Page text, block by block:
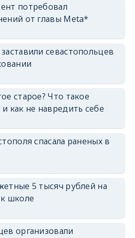
потребовал
от главы Meta*
севастопольцев
старое? Что такое
как не навредить себе
спасала раненых в
5 тысяч рублей на
школе
организовали